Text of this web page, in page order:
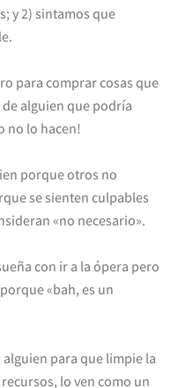
y 2) sintamos que
para comprar cosas que
alguien que podría
no lo hacen!
porque otros no
se sienten culpables
«no necesario».
con ir a la ópera pero
«bah, es un
para que limpie la
lo ven como un